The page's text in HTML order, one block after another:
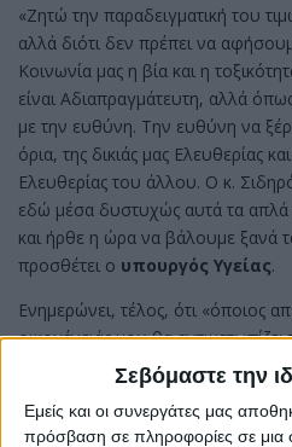
Σεβόμαστε την
Εμείς και οι συνεργάτες μας
πρόσβαση σε πληροφορίες σε
«Ζητώ την παραδειγματική του
αλλά διότι δεν πρέπει να
Κοινωνία μας η βία και η
είναι Αδιαπραγμάτευτη, αλλά
με την ευθύνη. Την ευθύνη να
όρια, της δικιάς μας Ελευθερίας
Ελευθερίας του άλλου. Ο κ.
εδώ μέσα δυστυχώς αυτά τα απλά
και ήρθε η ώρα να βάλουμε ξανά
προσθέτει ο υπουργός Υγείας.
Ενημερώνει, τέλος, ότι «όποιος
οικογένειάς μου θα
στις απειλές κατά της ζωής μου θα
ανωνυμίας ως ο Νόμος επιτρέπει.
συκοφαντίες και απειλές τέλος».